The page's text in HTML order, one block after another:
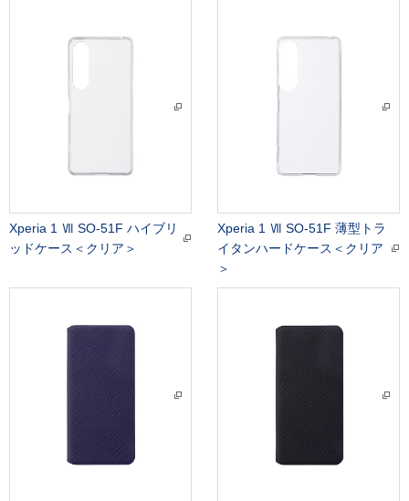
Xperia 1 Ⅶ SO-51F ハイブリ
ッドケース＜クリア＞
Xperia 1 Ⅶ SO-51F 薄型トラ
イタンハードケース＜クリア
＞